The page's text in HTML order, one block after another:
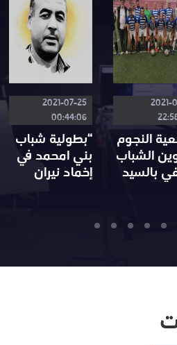
2021-07-25
00:44:06
“بطولية شباب
بني امحمد في
إخماد نيران
2021-
النجوم
الشباب
بالسيد
احمد”